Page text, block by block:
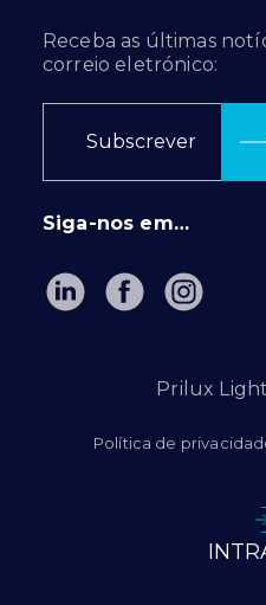
Receba as últimas
correio eletrónico:
Subscrever
Siga-nos em…
Prilux
Política de